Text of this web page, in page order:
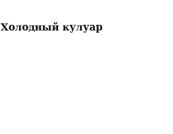
Холодный кулуар